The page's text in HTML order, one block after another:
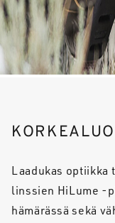
Laadukas optiikka
linssien HiLume -
hämärässä sekä